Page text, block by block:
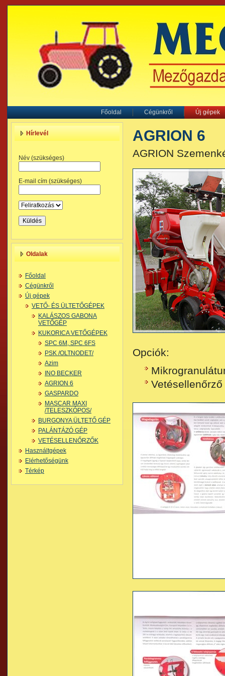
Főoldal Cégünkről Új gépek
Hírlevél
Név (szükséges)
E-mail cím (szükséges)
Oldalak
Főoldal
Cégünkről
Új gépek
VETŐ- ÉS ÜLTETŐGÉPEK
KALÁSZOS GABONA
VETŐGÉP
KUKORICA VETŐGÉPEK
SPC 6M, SPC 6FS
PSK /OLTNODET/
Azim
INO BECKER
AGRION 6
GASPARDO
MASCAR MAXI
/TELESZKÓPOS/
BURGONYA ÜLTETŐ GÉP
PALÁNTÁZÓ GÉP
VETÉSELLENŐRZŐK
Használtgépek
Elérhetőségünk
Térkép
AGRION 6
AGRION
Opciók: